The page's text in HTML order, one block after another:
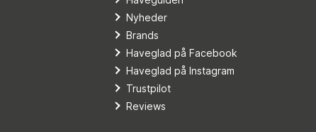
Nyheder
Brands
Haveglad på Facebook
Haveglad på Instagram
Trustpilot
Reviews